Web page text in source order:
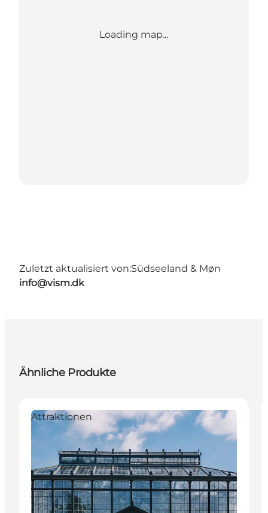
Loading map...
Zuletzt aktualisiert von:Südseeland & Møn
info@vism.dk
Ähnliche Produkte
Attraktionen